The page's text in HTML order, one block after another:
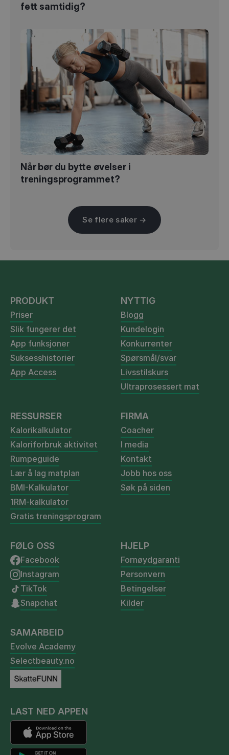
fett samtidig?
Når bør du bytte øvelser i
treningsprogrammet?
Se flere saker →
PRODUKT
Priser
Slik fungerer det
App funksjoner
Suksesshistorier
App Access
NYTTIG
Blogg
Kundelogin
Konkurrenter
Spørsmål/svar
Livsstilskurs
Ultraprosessert mat
RESSURSER
Kalorikalkulator
Kaloriforbruk aktivitet
Rumpeguide
Lær å lag matplan
BMI-Kalkulator
1RM-kalkulator
Gratis treningsprogram
FIRMA
Coacher
I media
Kontakt
Jobb hos oss
Søk på siden
FØLG OSS
Facebook
Instagram
TikTok
Snapchat
HJELP
Fornøydgaranti
Personvern
Betingelser
Kilder
SAMARBEID
Evolve Academy
Selectbeauty.no
LAST NED APPEN